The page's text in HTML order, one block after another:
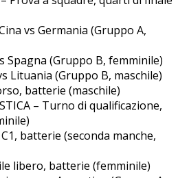
vs Germania (Gruppo A,
Spagna (Gruppo B, femminile)
Lituania (Gruppo B, maschile)
batterie (maschile)
– Turno di qualificazione,
C1, batterie (seconda manche,
libero, batterie (femminile)